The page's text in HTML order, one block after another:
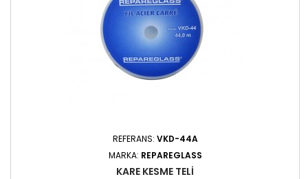
REFERANS: VKD-44A
MARKA: REPAREGLASS
KARE KESME TELI